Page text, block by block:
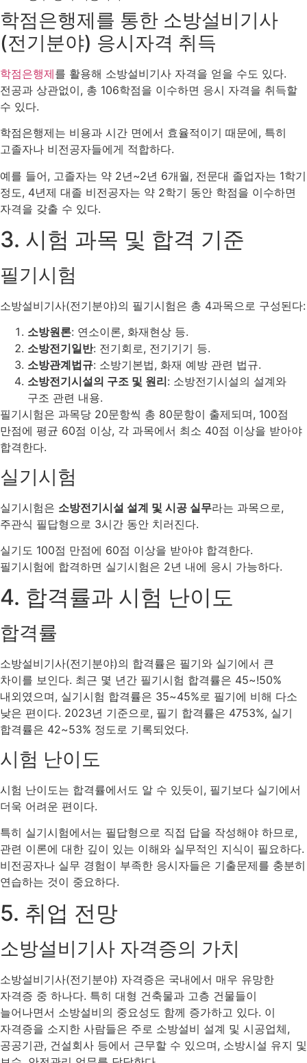
학점은행제를 통한 소방설비기사
(전기분야) 응시자격 취득
학점은행제를 활용해 소방설비기사 자격을 얻을 수도 있다.
전공과 상관없이, 총 106학점을 이수하면 응시 자격을 취득할
수 있다.
학점은행제는 비용과 시간 면에서 효율적이기 때문에, 특히
고졸자나 비전공자들에게 적합하다.
예를 들어, 고졸자는 약 2년~2년 6개월, 전문대 졸업자는 1학기
정도, 4년제 대졸 비전공자는 약 2학기 동안 학점을 이수하면
자격을 갖출 수 있다.
3. 시험 과목 및 합격 기준
필기시험
소방설비기사(전기분야)의 필기시험은 총 4과목으로 구성된다:
소방원론: 연소이론, 화재현상 등.
소방전기일반: 전기회로, 전기기기 등.
소방관계법규: 소방기본법, 화재 예방 관련 법규.
소방전기시설의 구조 및 원리: 소방전기시설의 설계와
구조 관련 내용.
필기시험은 과목당 20문항씩 총 80문항이 출제되며, 100점
만점에 평균 60점 이상, 각 과목에서 최소 40점 이상을 받아야
합격한다​.
실기시험
실기시험은 소방전기시설 설계 및 시공 실무라는 과목으로,
주관식 필답형으로 3시간 동안 치러진다.
실기도 100점 만점에 60점 이상을 받아야 합격한다.
필기시험에 합격하면 실기시험은 2년 내에 응시 가능하다.
4. 합격률과 시험 난이도
합격률
소방설비기사(전기분야)의 합격률은 필기와 실기에서 큰
차이를 보인다. 최근 몇 년간 필기시험 합격률은 45~!50%
내외였으며, 실기시험 합격률은 35~45%로 필기에 비해 다소
낮은 편이다. 2023년 기준으로, 필기 합격률은 4753%, 실기
합격률은 42~53% 정도로 기록되었다​.
시험 난이도
시험 난이도는 합격률에서도 알 수 있듯이, 필기보다 실기에서
더욱 어려운 편이다.
특히 실기시험에서는 필답형으로 직접 답을 작성해야 하므로,
관련 이론에 대한 깊이 있는 이해와 실무적인 지식이 필요하다.
비전공자나 실무 경험이 부족한 응시자들은 기출문제를 충분히
연습하는 것이 중요하다.
5. 취업 전망
소방설비기사 자격증의 가치
소방설비기사(전기분야) 자격증은 국내에서 매우 유망한
자격증 중 하나다. 특히 대형 건축물과 고층 건물들이
늘어나면서 소방설비의 중요성도 함께 증가하고 있다. 이
자격증을 소지한 사람들은 주로 소방설비 설계 및 시공업체,
공공기관, 건설회사 등에서 근무할 수 있으며, 소방시설 유지 및